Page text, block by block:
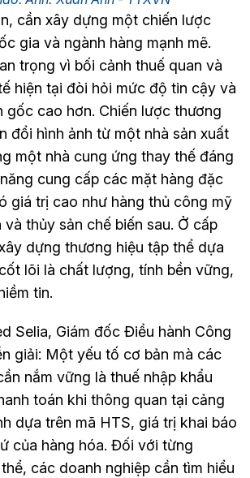
cần xây dựng một chiến lược
gia và ngành hàng mạnh mẽ.
trọng vì bối cảnh thuế quan và
hiện tại đòi hỏi mức độ tin cậy và
gốc cao hơn. Chiến lược thương
đổi hình ảnh từ một nhà sản xuất
một nhà cung ứng thay thế đáng
cung cấp các mặt hàng đặc
giá trị cao như hàng thủ công mỹ
và thủy sản chế biến sau. Ở cấp
dựng thương hiệu tập thể dựa
lõi là chất lượng, tính bền vững,
tin.
Selia, Giám đốc Điều hành Công
giải: Một yếu tố cơ bản mà các
nắm vững là thuế nhập khẩu
toán khi thông quan tại cảng
dựa trên mã HTS, giá trị khai báo
của hàng hóa. Đối với từng
các doanh nghiệp cần tìm hiểu